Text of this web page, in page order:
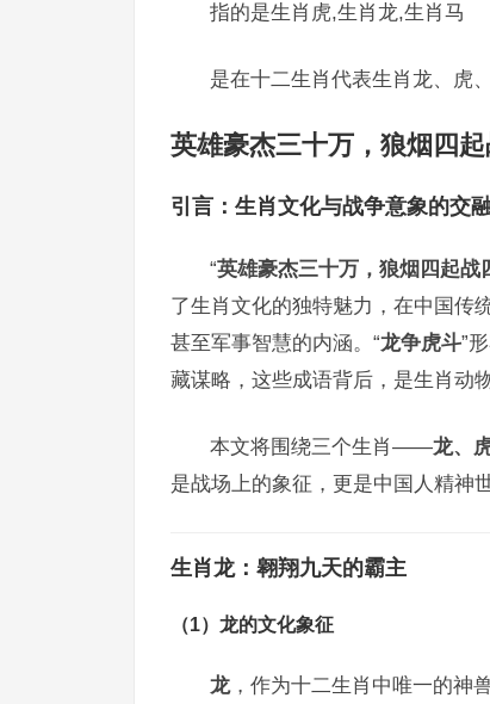
指的是生肖虎,生肖龙,生肖马
是在十二生肖代表生肖龙、虎
英雄豪杰三十万，狼烟四
引言：生肖文化与战争意象的交
“英雄豪杰三十万，狼烟四起战
了生肖文化的独特魅力，在中国传
甚至军事智慧的内涵。“龙争虎斗”
藏谋略，这些成语背后，是生肖动
本文将围绕三个生肖——龙、
是战场上的象征，更是中国人精神
生肖龙：翱翔九天的霸主
（1）龙的文化象征
龙 ，作为十二生肖中唯一的神